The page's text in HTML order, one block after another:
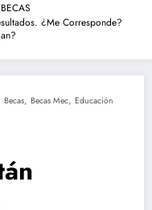
BECAS
¿Me Corresponde?
Becas, Becas Mec, Educación